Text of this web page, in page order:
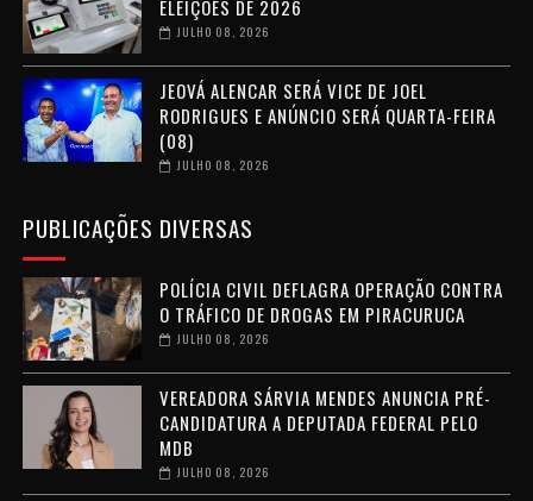
ELEIÇÕES DE 2026
JULHO 08, 2026
JEOVÁ ALENCAR SERÁ VICE DE JOEL
RODRIGUES E ANÚNCIO SERÁ QUARTA-FEIRA
(08)
JULHO 08, 2026
PUBLICAÇÕES DIVERSAS
POLÍCIA CIVIL DEFLAGRA OPERAÇÃO CONTRA
O TRÁFICO DE DROGAS EM PIRACURUCA
JULHO 08, 2026
VEREADORA SÁRVIA MENDES ANUNCIA PRÉ-
CANDIDATURA A DEPUTADA FEDERAL PELO
MDB
JULHO 08, 2026